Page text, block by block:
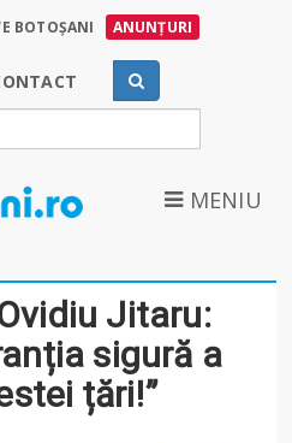
BOTOȘANI ANUNȚURI
MENIU
Jitaru:
sigură a
țări!”